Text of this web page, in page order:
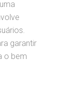
garantir
o bem